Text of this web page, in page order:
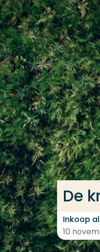
Ga direct naar de
De
Inkoop
10
Veel